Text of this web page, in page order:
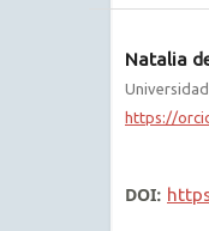
Natalia
https://
DOI: